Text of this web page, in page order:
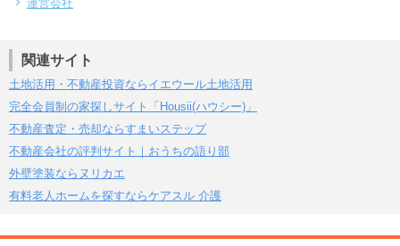
運営会社
関連サイト
土地活用・不動産投資ならイエウール土地活用
完全会員制の家探しサイト「Housii(ハウシー)」
不動産査定・売却ならすまいステップ
不動産会社の評判サイト｜おうちの語り部
外壁塗装ならヌリカエ
有料老人ホームを探すならケアスル 介護